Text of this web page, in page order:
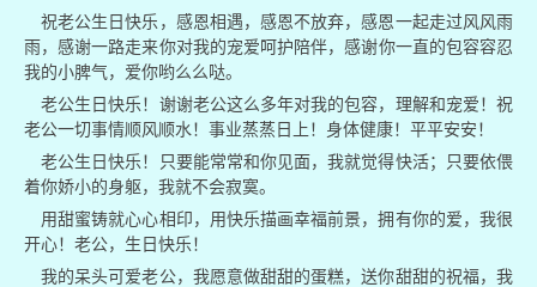
祝老公生日快乐，感恩相遇，感恩不放弃，感恩一起走过风风雨
雨，感谢一路走来你对我的宠爱呵护陪伴，感谢你一直的包容容忍
我的小脾气，爱你哟么么哒。
老公生日快乐！谢谢老公这么多年对我的包容，理解和宠爱！祝
老公一切事情顺风顺水！事业蒸蒸日上！身体健康！平平安安！
老公生日快乐！只要能常常和你见面，我就觉得快活；只要依偎
着你娇小的身躯，我就不会寂寞。
用甜蜜铸就心心相印，用快乐描画幸福前景，拥有你的爱，我很
开心！老公，生日快乐！
我的呆头可爱老公，我愿意做甜甜的蛋糕，送你甜甜的祝福，我